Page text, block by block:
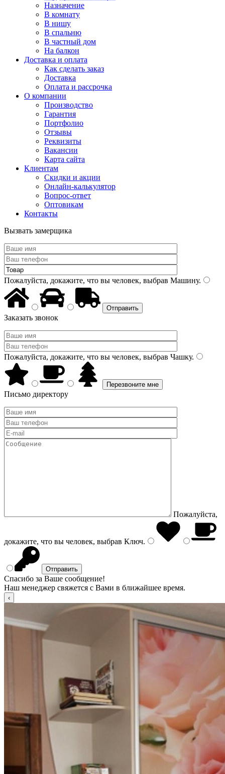
Назначение
В комнату
В нишу
В спальню
В частный дом
На балкон
Доставка и оплата
Как сделать заказ
Доставка
Оплата и рассрочка
О компании
Производство
Гарантия
Портфолио
Отзывы
Реквизиты
Вакансии
Карта сайта
Клиентам
Скидки и акции
Онлайн-калькулятор
Вопрос-ответ
Оптовикам
Контакты
Вызвать замерщика
Пожалуйста, докажите, что вы человек, выбрав Машину.
Заказать звонок
Пожалуйста, докажите, что вы человек, выбрав Чашку.
Письмо директору
Пожалуйста,
докажите, что вы человек, выбрав Ключ.
Спасибо за Ваше сообщение!
Наш менеджер свяжется с Вами в ближайшее время.